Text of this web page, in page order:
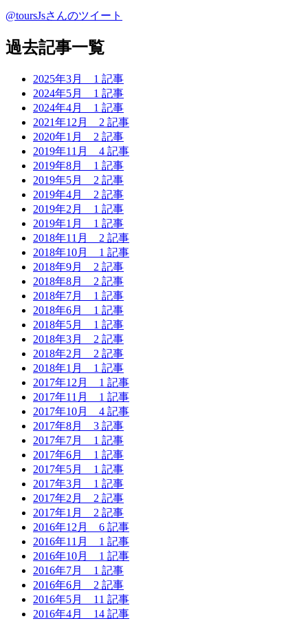
@toursJsさんのツイート
過去記事一覧
2025年3月 1 記事
2024年5月 1 記事
2024年4月 1 記事
2021年12月 2 記事
2020年1月 2 記事
2019年11月 4 記事
2019年8月 1 記事
2019年5月 2 記事
2019年4月 2 記事
2019年2月 1 記事
2019年1月 1 記事
2018年11月 2 記事
2018年10月 1 記事
2018年9月 2 記事
2018年8月 2 記事
2018年7月 1 記事
2018年6月 1 記事
2018年5月 1 記事
2018年3月 2 記事
2018年2月 2 記事
2018年1月 1 記事
2017年12月 1 記事
2017年11月 1 記事
2017年10月 4 記事
2017年8月 3 記事
2017年7月 1 記事
2017年6月 1 記事
2017年5月 1 記事
2017年3月 1 記事
2017年2月 2 記事
2017年1月 2 記事
2016年12月 6 記事
2016年11月 1 記事
2016年10月 1 記事
2016年7月 1 記事
2016年6月 2 記事
2016年5月 11 記事
2016年4月 14 記事